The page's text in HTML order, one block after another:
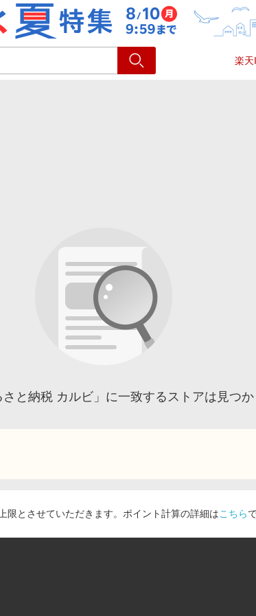
楽天
と納税 カルビ」に一致するストアは見つか
限とさせていただきます。ポイント計算の詳細はこちら